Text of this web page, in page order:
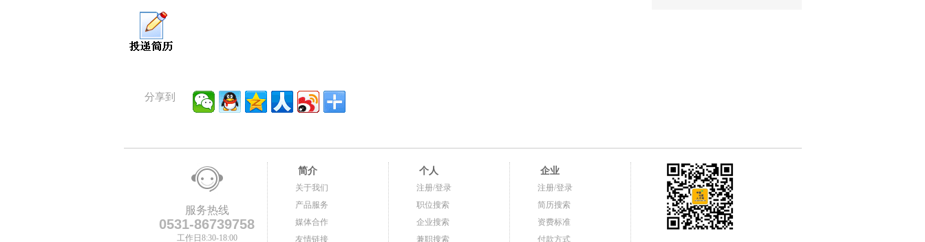
分享到
服务热线
0531-86739758
工作日8:30-18:00
简介
关于我们
产品服务
媒体合作
友情链接
个人
注册/登录
职位搜索
企业搜索
兼职搜索
企业
注册/登录
简历搜索
资费标准
付款方式